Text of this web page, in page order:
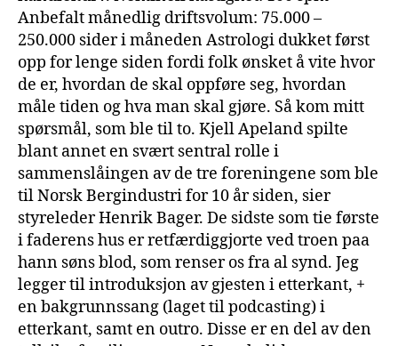
Anbefalt månedlig driftsvolum: 75.000 –
250.000 sider i måneden Astrologi dukket først
opp for lenge siden fordi folk ønsket å vite hvor
de er, hvordan de skal oppføre seg, hvordan
måle tiden og hva man skal gjøre. Så kom mitt
spørsmål, som ble til to. Kjell Apeland spilte
blant annet en svært sentral rolle i
sammenslåingen av de tre foreningene som ble
til Norsk Bergindustri for 10 år siden, sier
styreleder Henrik Bager. De sidste som tie første
i faderens hus er retfærdiggjorte ved troen paa
hann søns blod, som renser os fra al synd. Jeg
legger til introduksjon av gjesten i etterkant, +
en bakgrunnssang (laget til podcasting) i
etterkant, samt en outro. Disse er en del av den